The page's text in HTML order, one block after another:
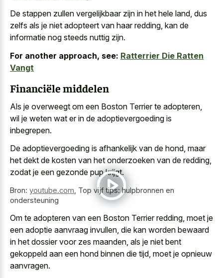
De stappen zullen vergelijkbaar zijn in het hele land, dus
zelfs als je niet adopteert van haar redding, kan de
informatie nog steeds nuttig zijn.
For another approach, see: Ratterrier Die Ratten
Vangt
Financiële middelen
Als je overweegt om een Boston Terrier te adopteren,
wil je weten wat er in de adoptievergoeding is
inbegrepen.
De adoptievergoeding is afhankelijk van de hond, maar
het dekt de kosten van het onderzoeken van de redding,
zodat je een gezonde pup krijgt.
Bron: youtube.com Top vijf tips: hulpbronnen en
ondersteuning
Om te adopteren van een Boston Terrier redding, moet je
een adoptie aanvraag invullen, die kan worden bewaard
in het dossier voor zes maanden, als je niet bent
gekoppeld aan een hond binnen die tijd, moet je opnieuw
aanvragen.